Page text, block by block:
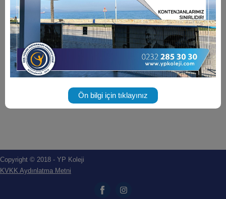
Copyright © 2018 - YP Koleji
KVKK Aydınlatma Metni
Ön bilgi için tıklayınız